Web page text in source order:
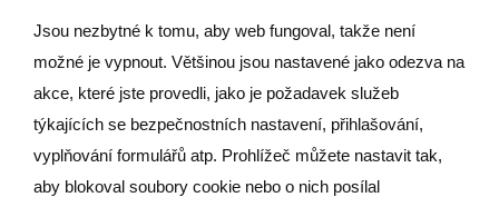
Jsou nezbytné k tomu, aby web fungoval, takže není
možné je vypnout. Většinou jsou nastavené jako odezva na
akce, které jste provedli, jako je požadavek služeb
týkajících se bezpečnostních nastavení, přihlašování,
vyplňování formulářů atp. Prohlížeč můžete nastavit tak,
aby blokoval soubory cookie nebo o nich posílal